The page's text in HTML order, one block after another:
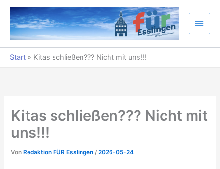
Zum
Inhalt
springen
Start » Kitas schließen??? Nicht mit uns!!!
Kitas schließen??? Nicht mit
uns!!!
Von Redaktion FÜR Esslingen/2026-05-24